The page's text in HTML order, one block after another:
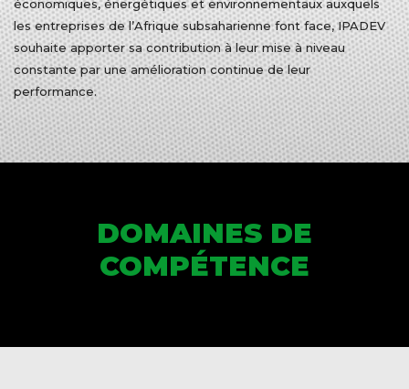
économiques, énergétiques et environnementaux auxquels
les entreprises de l’Afrique subsaharienne font face, IPADEV
souhaite apporter sa contribution à leur mise à niveau
constante par une amélioration continue de leur
performance.
DOMAINES DE
COMPÉTENCE